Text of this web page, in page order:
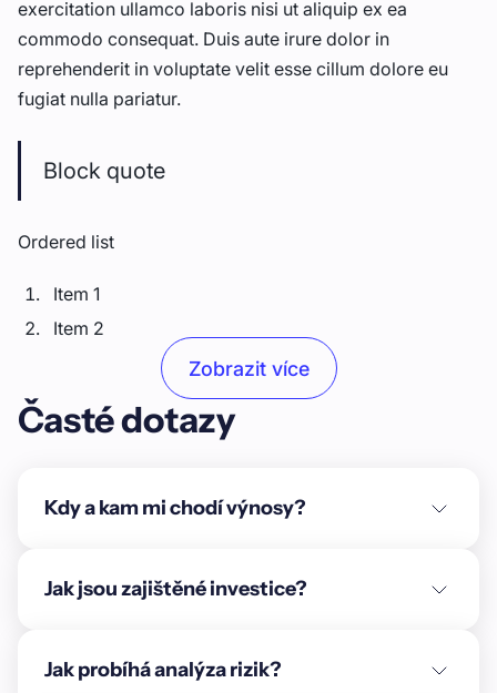
exercitation ullamco laboris nisi ut aliquip ex ea
commodo consequat. Duis aute irure dolor in
reprehenderit in voluptate velit esse cillum dolore eu
fugiat nulla pariatur.
Block quote
Ordered list
Item 1
Item 2
Unordered list
Item B
Text link
Emphasis
Zobrazit více
Časté dotazy
Kdy a kam mi chodí výnosy?
Jak jsou zajištěné investice?
Jak probíhá analýza rizik?